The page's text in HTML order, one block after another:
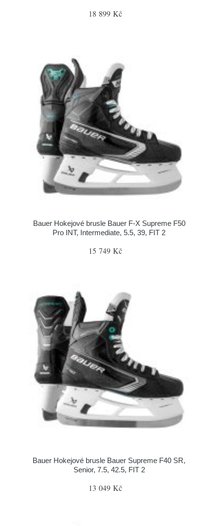
18 899 Kč
Bauer Hokejové brusle Bauer F-X Supreme F50
Pro INT, Intermediate, 5.5, 39, FIT 2
15 749 Kč
Bauer Hokejové brusle Bauer Supreme F40 SR,
Senior, 7.5, 42.5, FIT 2
13 049 Kč